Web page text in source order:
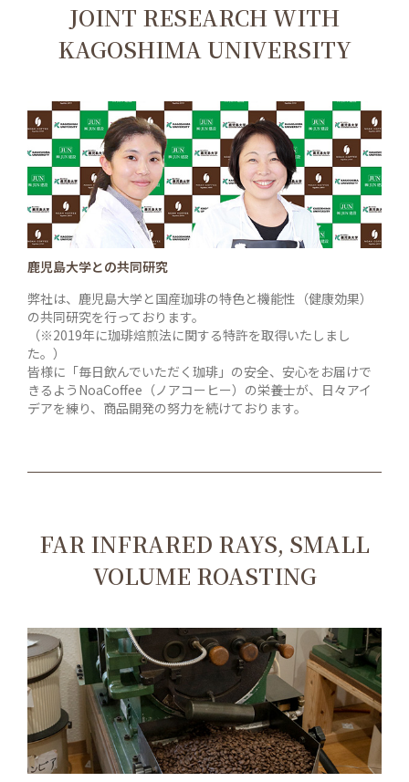
JOINT RESEARCH WITH
KAGOSHIMA UNIVERSITY
鹿児島大学との共同研究
弊社は、鹿児島大学と国産珈琲の特色と機能性（健康効果）
の共同研究を行っております。
（※2019年に珈琲焙煎法に関する特許を取得いたしまし
た。）
皆様に「毎日飲んでいただく珈琲」の安全、安心をお届けで
きるようNoaCoffee（ノアコーヒー）の栄養士が、日々アイ
デアを練り、商品開発の努力を続けております。
FAR INFRARED RAYS, SMALL
VOLUME ROASTING